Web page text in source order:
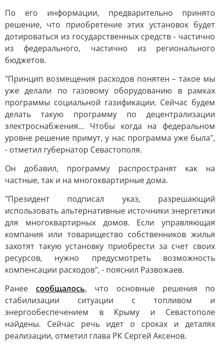
По его информации, предварительно принято
решение, что приобретение этих установок будет
дотироваться из государственных средств - частично
из федерального, частично из регионального
бюджетов.
"Принцип возмещения расходов понятен – такое мы
уже делали по газовому оборудованию в рамках
программы социальной газификации. Сейчас будем
делать такую программу по децентрализации
электроснабжения… Чтобы когда на федеральном
уровне решение примут, у нас программа уже была",
- отметил губернатор Севастополя.
Он добавил, программу распространят как на
частные, так и на многоквартирные дома.
"Президент подписал указ, разрешающий
использовать альтернативные источники энергетики
для многоквартирных домов. Если управляющая
компания или товарищество собственников жилья
захотят такую установку приобрести за счет своих
ресурсов, нужно предусмотреть возможность
компенсации расходов", - пояснил Развожаев.
Ранее сообщалось, что основные решения по
стабилизации ситуации с топливом и
энергообеспечением в Крыму и Севастополе
найдены. Сейчас речь идет о сроках и деталях
реализации, отметил глава РК Сергей Аксенов.